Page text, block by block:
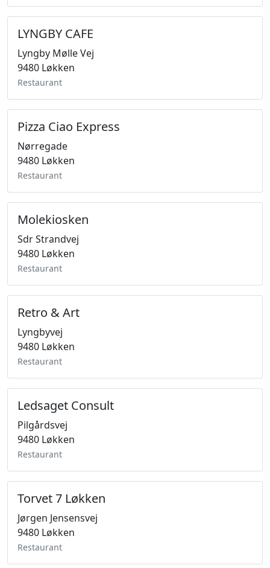
LYNGBY CAFE
Lyngby Mølle Vej
9480 Løkken
Restaurant
Pizza Ciao Express
Nørregade
9480 Løkken
Restaurant
Molekiosken
Sdr Strandvej
9480 Løkken
Restaurant
Retro & Art
Lyngbyvej
9480 Løkken
Restaurant
Ledsaget Consult
Pilgårdsvej
9480 Løkken
Restaurant
Torvet 7 Løkken
Jørgen Jensensvej
9480 Løkken
Restaurant